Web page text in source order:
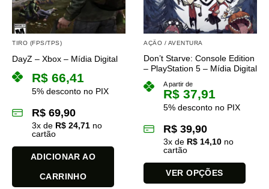
TIRO (FPS/TPS)
DayZ – Xbox – Mídia Digital
R$ 66,41
5% desconto no PIX
R$ 69,90
3x de R$ 24,71 no
cartão
ADICIONAR AO
CARRINHO
AÇÃO / AVENTURA
Don’t Starve: Console Edition
– PlayStation 5 – Mídia Digital
A partir de
R$ 37,91
5% desconto no PIX
R$ 39,90
3x de R$ 14,10 no
cartão
VER OPÇÕES